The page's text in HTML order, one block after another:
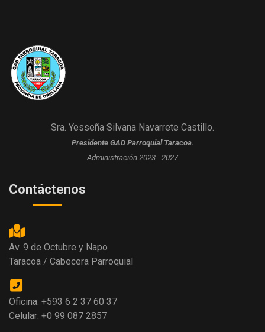
Sra. Yesseña Silvana Navarrete Castillo.
Presidente GAD Parroquial Taracoa.
Administración 2023 - 2027
Contáctenos
Av. 9 de Octubre y Napo
Taracoa / Cabecera Parroquial
Oficina: +593 6 2 37 60 37
Celular: +0 99 087 2857